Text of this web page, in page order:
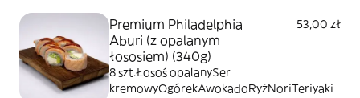
Premium Philadelphia
Aburi (z opalanym
łososiem) (340g)
53,00 zł
8 szt.Łosoś opalanySer
kremowyOgórekAwokadoRyżNoriTeriyaki